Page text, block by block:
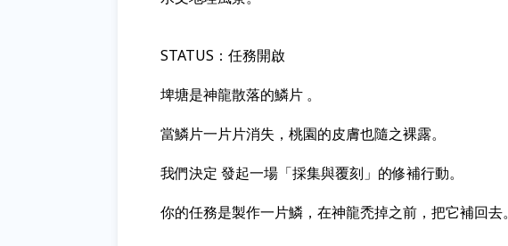
STATUS：任務開啟
埤塘是神龍散落的鱗片 。
當鱗片一片片消失，桃園的皮膚也隨之裸露。
我們決定 發起一場「採集與覆刻」的修補行動。
你的任務是製作一片鱗，在神龍禿掉之前，把它補回去。